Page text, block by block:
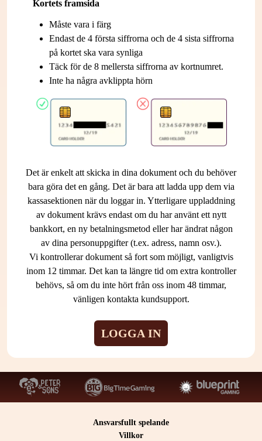
Kortets framsida
Måste vara i färg
Endast de 4 första siffrorna och de 4 sista siffrorna
på kortet ska vara synliga
Täck för de 8 mellersta siffrorna av kortnumret.
Inte ha några avklippta hörn
Det är enkelt att skicka in dina dokument och du behöver
bara göra det en gång. Det är bara att ladda upp dem via
kassasektionen när du loggar in. Ytterligare uppladdning
av dokument krävs endast om du har använt ett nytt
bankkort, en ny betalningsmetod eller har ändrat någon
av dina personuppgifter (t.ex. adress, namn osv.).
Vi kontrollerar dokument så fort som möjligt, vanligtvis
inom 12 timmar. Det kan ta längre tid om extra kontroller
behövs, så om du inte hört från oss inom 48 timmar,
vänligen kontakta kundsupport.
LOGGA IN
Ansvarsfullt spelande
Villkor